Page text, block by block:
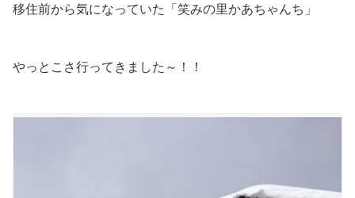
移住前から気になっていた「笑みの里かあちゃんち」
やっとこさ行ってきました～！！